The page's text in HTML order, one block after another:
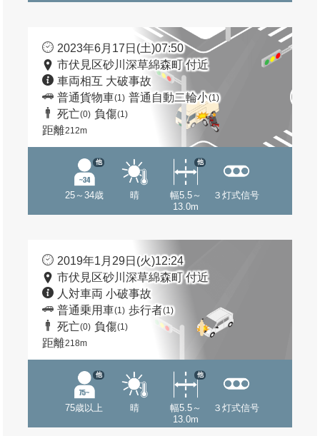
2023年6月17日(土)07:50
市伏見区砂川深草綿森町 付近
車両相互 大破事故
普通貨物車(1) 普通自動二輪小(1)
死亡(0) 負傷(1)
距離212m
25～34歳
他
晴
幅5.5～
13.0m
他
３灯式信号
2019年1月29日(火)12:24
市伏見区砂川深草綿森町 付近
人対車両 小破事故
普通乗用車(1) 歩行者(1)
死亡(0) 負傷(1)
距離218m
75歳以上
他
晴
幅5.5～
13.0m
他
３灯式信号